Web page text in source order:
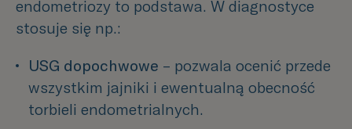
endometriozy to podstawa. W diagnostyce
stosuje się np.:
USG dopochwowe – pozwala ocenić przede
wszystkim jajniki i ewentualną obecność
torbieli endometrialnych.